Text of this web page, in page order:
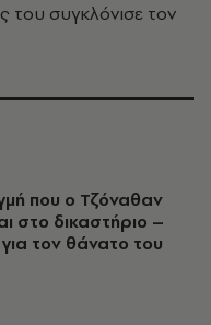
συγκλόνισε τον
που ο Τζόναθαν
στο δικαστήριο –
τον θάνατο του